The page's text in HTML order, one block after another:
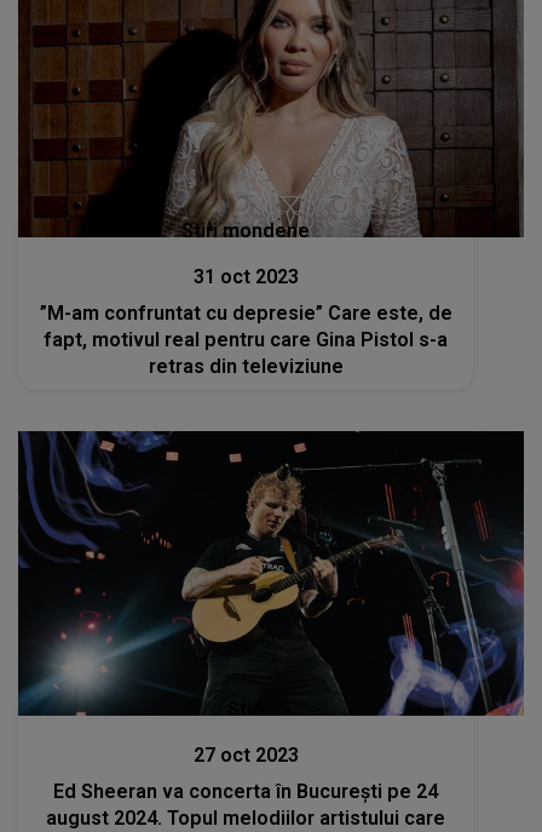
Stiri mondene
31 oct 2023
”M-am confruntat cu depresie” Care este, de
fapt, motivul real pentru care Gina Pistol s-a
retras din televiziune
27 oct 2023
Ed Sheeran va concerta în București pe 24
august 2024. Topul melodiilor artistului care